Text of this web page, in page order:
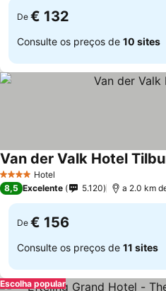
De € 132
Consulte os preços de 10 sites
4 EstrelasHotel
Van der Valk Hotel
8,5 Excelente 5.120 a 2.0 km
De € 156
Consulte os preços de 11 sites
Escolha popular